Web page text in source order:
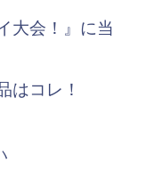
大会！』に当
はコレ！